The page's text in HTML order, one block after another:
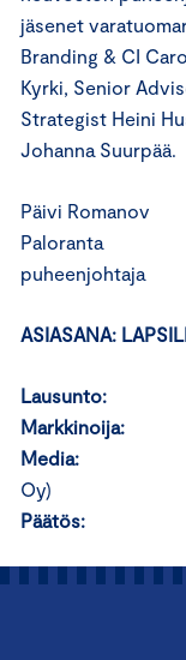
jäsenet
Branding & CI
Kyrki, Senior
Strategist Heini
Johanna Suurpää.
Päivi
Paloranta
ASIASANA:
Oy)